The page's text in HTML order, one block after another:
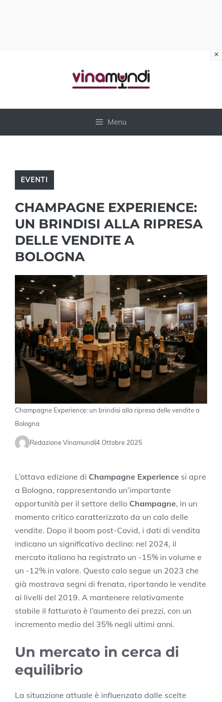
Menu
EVENTI
CHAMPAGNE EXPERIENCE:
UN BRINDISI ALLA RIPRESA
DELLE VENDITE A
BOLOGNA
Champagne Experience: un brindisi alla ripresa delle vendite a
Bologna
Redazione Vinamundi4 Ottobre 2025
L’ottava edizione di Champagne Experience si apre
a Bologna, rappresentando un’importante
opportunità per il settore dello Champagne, in un
momento critico caratterizzato da un calo delle
vendite. Dopo il boom post-Covid, i dati di vendita
indicano un significativo declino: nel 2024, il
mercato italiano ha registrato un -15% in volume e
un -12% in valore. Questo calo segue un 2023 che
già mostrava segni di frenata, riportando le vendite
ai livelli del 2019. A mantenere relativamente
stabile il fatturato è l’aumento dei prezzi, con un
incremento medio del 35% negli ultimi anni.
Un mercato in cerca di
equilibrio
La situazione attuale è influenzata dalle scelte
×